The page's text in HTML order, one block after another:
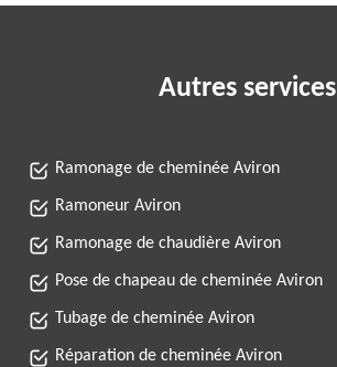
Autres services
Ramonage de cheminée Aviron
Ramoneur Aviron
Ramonage de chaudière Aviron
Pose de chapeau de cheminée Aviron
Tubage de cheminée Aviron
Réparation de cheminée Aviron